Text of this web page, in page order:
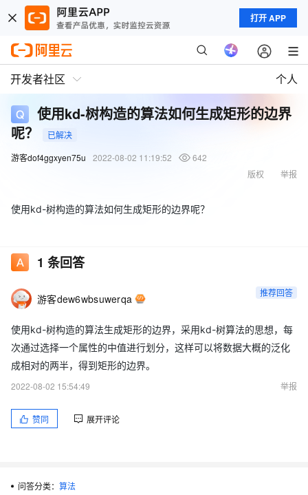
打开 APP
开发者社区 个人
使用kd-树构造的算法如何生成矩形的边界
呢？
已解决
游客dof4ggxyen75u
2022-08-02 11:19:52
642
举报
版权
使用kd-树构造的算法如何生成矩形的边界呢？
1 条回答
游客dew6wbsuwerqa 推荐回答
使用kd-树构造的算法生成矩形的边界，采用kd-树算法的思想，每
次通过选择一个属性的中值进行划分，这样可以将数据大概的泛化
成相对的两半，得到矩形的边界。
2022-08-02 15:54:49
举报
赞同 展开评论
问答分类： 算法